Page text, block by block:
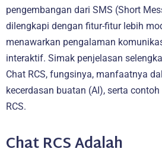
pengembangan dari SMS (Short
dilengkapi dengan fitur-fitur lebih
menawarkan pengalaman
interaktif. Simak penjelasan
Chat RCS, fungsinya, manfaatnya
kecerdasan buatan (AI), serta
RCS.
Chat RCS Adalah